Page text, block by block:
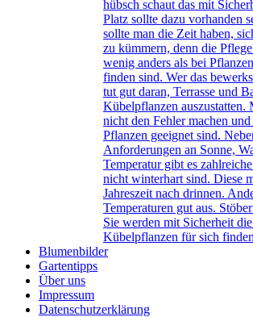
hübsch schaut das mit
Platz sollte dazu vorhanden
sollte man die Zeit haben,
zu kümmern, denn die
wenig anders als bei
finden sind. Wer das
tut gut daran, Terrasse und
Kübelpflanzen auszustatten.
nicht den Fehler machen
Pflanzen geeignet sind.
Anforderungen an Sonne,
Temperatur gibt es
nicht winterhart sind. Diese
Jahreszeit nach drinnen.
Temperaturen gut aus.
Sie werden mit Sicherheit
Kübelpflanzen für sich
Blumenbilder
Gartentipps
Über uns
Impressum
Datenschutzerklärung